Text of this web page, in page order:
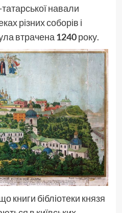
навали
різних соборів і
втрачена 1240року.
книги бібліотеки князя